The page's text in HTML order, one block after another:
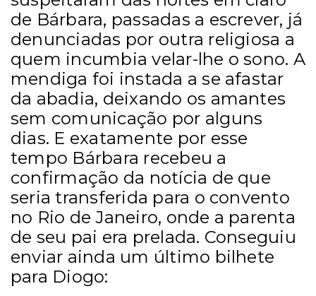
de Bárbara, passadas a escrever, já
denunciadas por outra religiosa a
quem incumbia velar-lhe o sono. A
mendiga foi instada a se afastar
da abadia, deixando os amantes
sem comunicação por alguns
dias. E exatamente por esse
tempo Bárbara recebeu a
confirmação da notícia de que
seria transferida para o convento
no Rio de Janeiro, onde a parenta
de seu pai era prelada. Conseguiu
enviar ainda um último bilhete
para Diogo: